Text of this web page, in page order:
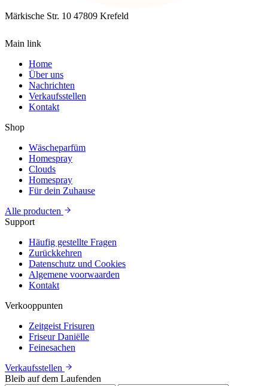
Märkische Str. 10 47809 Krefeld
Main link
Home
Über uns
Nachrichten
Verkaufsstellen
Kontakt
Shop
Wäscheparfüm
Homespray
Clouds
Homespray
Für dein Zuhause
Alle producten
Support
Häufig gestellte Fragen
Zurückkehren
Datenschutz und Cookies
Algemene voorwaarden
Kontakt
Verkooppunten
Zeitgeist Frisuren
Friseur Daniëlle
Feinesachen
Verkaufsstellen
Bleib auf dem Laufenden